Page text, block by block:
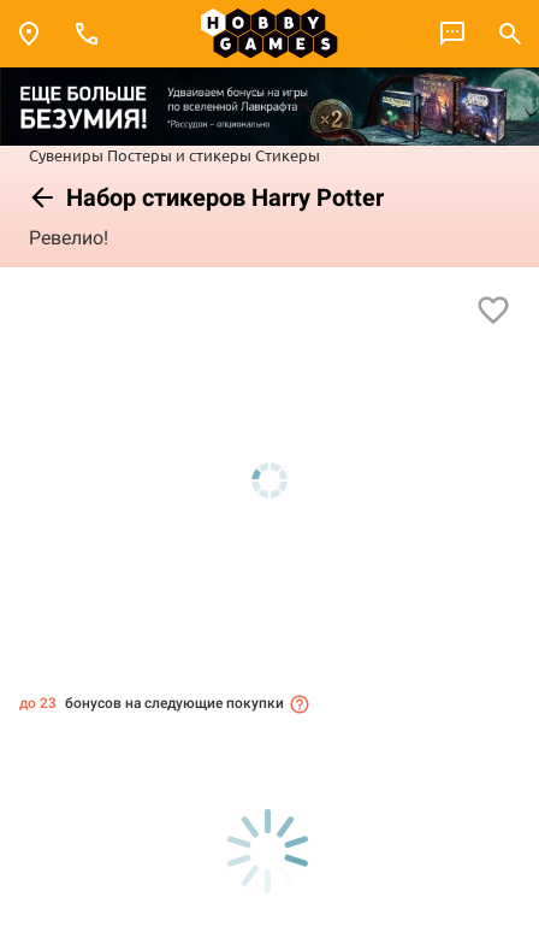
Сувениры Постеры и стикеры Стикеры
Набор стикеров Harry Potter
Ревелио!
до 23 бонусов на следующие покупки